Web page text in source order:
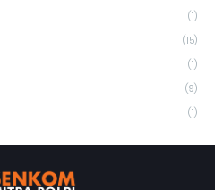
(1)
(15)
(1)
(9)
(1)